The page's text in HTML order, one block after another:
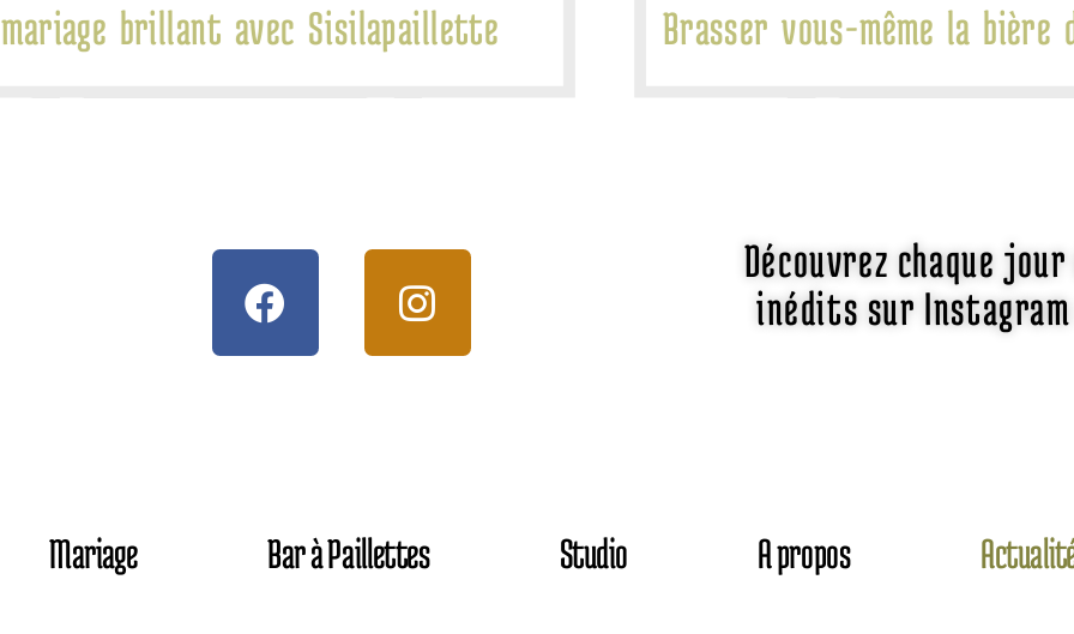
brillant avec Sisilapaillette Brasser vous-même la bière
Découvrez chaque
inédits sur
Mariage Bar à Paillettes Studio A propos